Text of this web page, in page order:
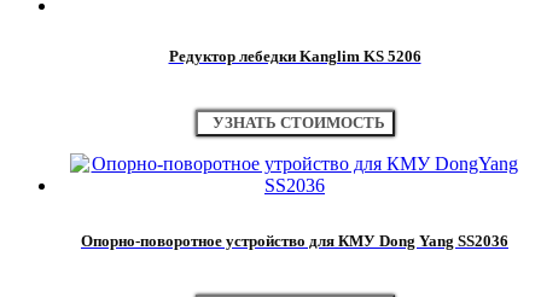
Редуктор лебедки Kanglim KS 5206
УЗНАТЬ СТОИМОСТЬ
Опорно-поворотное устройство для КМУ Dong Yang SS2036